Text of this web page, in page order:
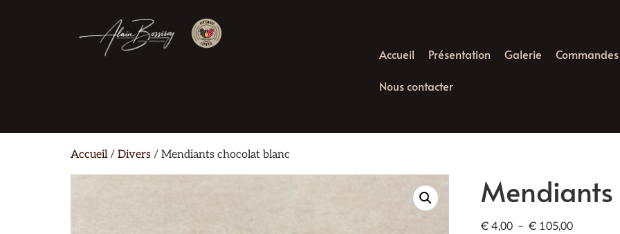
Accueil Présentation Galerie Commandes
Nous contacter
Accueil/ Divers / Mendiants chocolat blanc
€4,00 – €105,00